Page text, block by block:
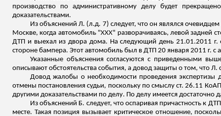
производство по административному делу будет
доказательствами.
Из объяснений Л. (л.д. 7) следует, что он являлся
Москве, когда автомобиль "ХХХ" разворачиваясь, левой
ДТП и выехал из двора дома. На следующий день 21.01.2011
стороне бампера. Этот автомобиль был в ДТП 20 января 2011 г.
Указанные объяснения согласуются с приведенными
описывают обстоятельства события, а довод защиты о том, что
Довод жалобы о необходимости проведения экспертизы
отмены постановления судьи, поскольку по смыслу ст. 26.11
другими доказательствами по делу. По делу имеется
Из объяснений Б. следует, что оспаривая причастность к
месте. Такая позиция вызывает критическое отношение,